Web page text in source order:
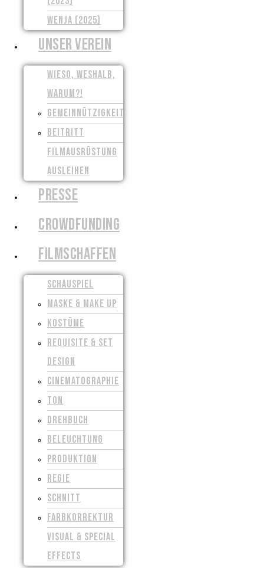
WENJA (2025)
UNSER VEREIN
WIESO, WESHALB,
WARUM?!
GEMEINNÜTZIGKEIT
BEITRITT
FILMAUSRÜSTUNG
AUSLEIHEN
PRESSE
CROWDFUNDING
FILMSCHAFFEN
SCHAUSPIEL
MASKE & MAKE UP
KOSTÜME
REQUISITE & SET
DESIGN
CINEMATOGRAPHIE
TON
DREHBUCH
BELEUCHTUNG
PRODUKTION
REGIE
SCHNITT
FARBKORREKTUR
VISUAL & SPECIAL
EFFECTS